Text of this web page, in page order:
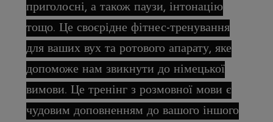
приголосні, а також паузи, інтонацію
тощо. Це своєрідне фітнес-тренування
для ваших вух та ротового апарату, яке
допоможе нам звикнути до німецької
вимови. Це тренінг з розмовної мови є
чудовим доповненням до вашого іншого